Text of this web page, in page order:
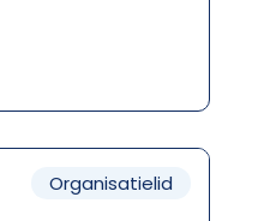
Organisatielid